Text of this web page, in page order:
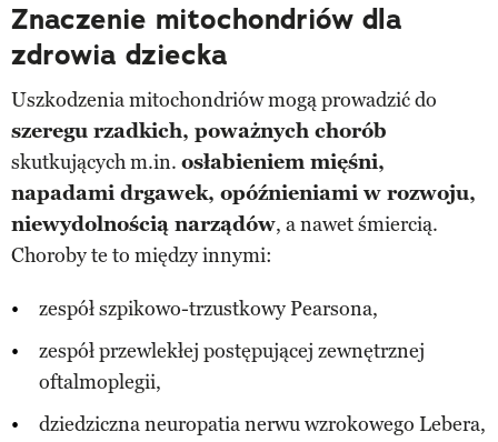
Znaczenie mitochondriów dla
zdrowia dziecka
Uszkodzenia mitochondriów mogą prowadzić do
szeregu rzadkich, poważnych chorób
skutkujących m.in. osłabieniem mięśni,
napadami drgawek, opóźnieniami w rozwoju,
niewydolnością narządów, a nawet śmiercią.
Choroby te to między innymi:
zespół szpikowo-trzustkowy Pearsona,
zespół przewlekłej postępującej zewnętrznej
oftalmoplegii,
dziedziczna neuropatia nerwu wzrokowego Lebera,